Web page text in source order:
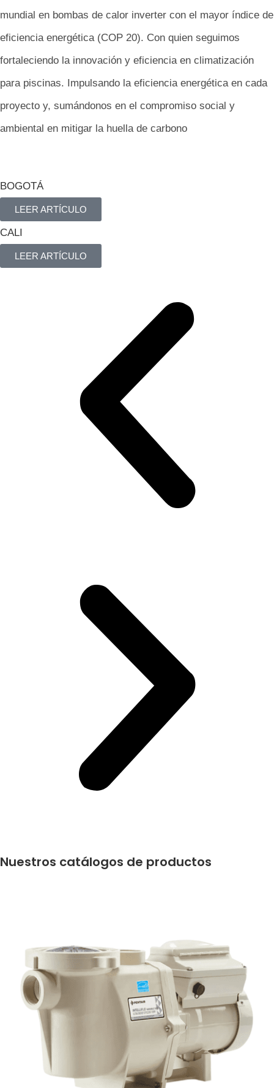
mundial en bombas de calor inverter con el mayor índice de
eficiencia energética (COP 20). Con quien seguimos
fortaleciendo la innovación y eficiencia en climatización
para piscinas. Impulsando la eficiencia energética en cada
proyecto y, sumándonos en el compromiso social y
ambiental en mitigar la huella de carbono
BOGOTÁ
LEER ARTÍCULO
CALI
LEER ARTÍCULO
Nuestros catálogos de productos